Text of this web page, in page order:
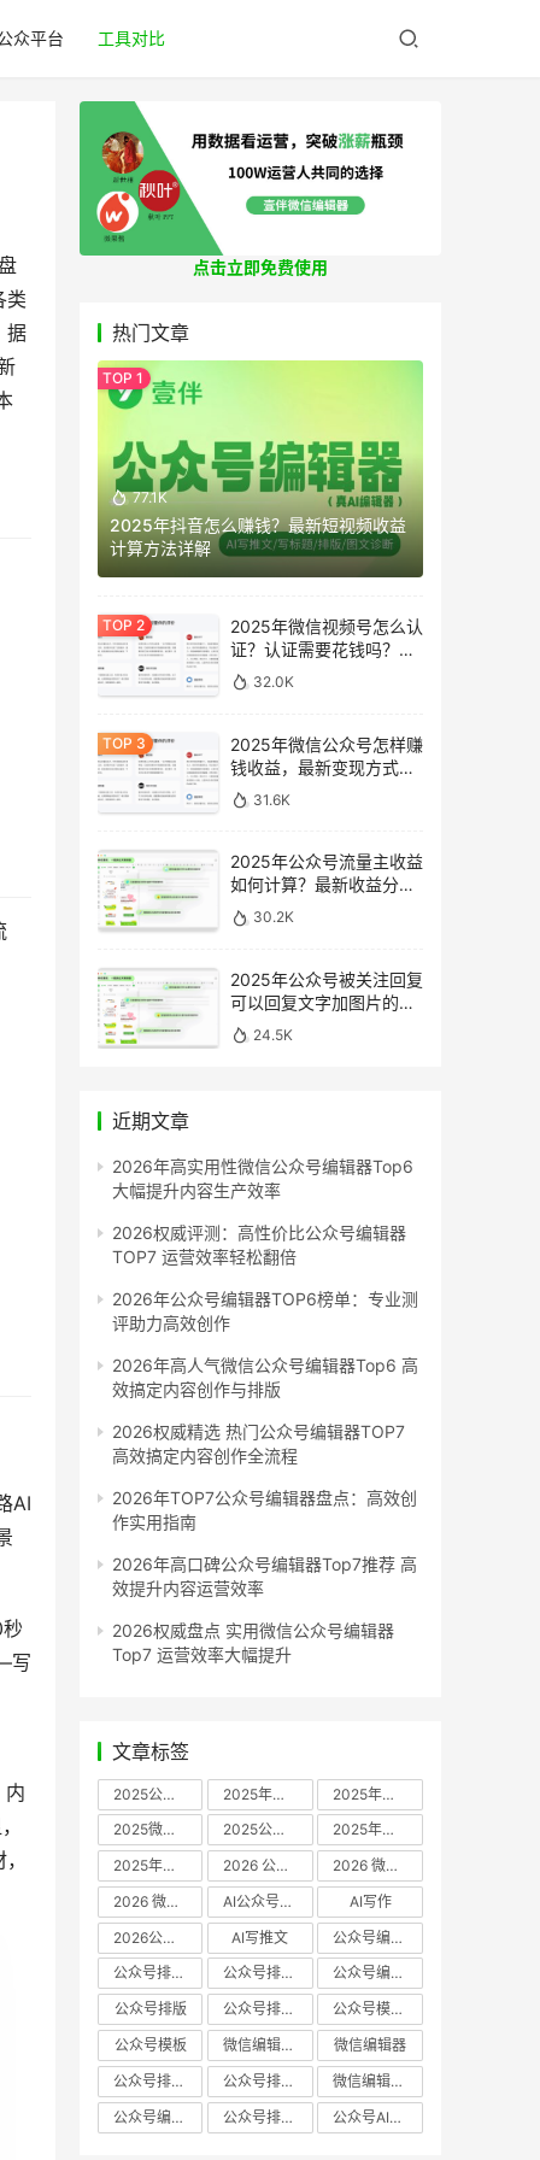
众平台 工具对比
类
据
AI
写
点击立即免费使用
热门文章
77.1K
2025年抖音怎么赚钱？最新短视频收益
计算方法详解
2025年微信视频号怎么认
证？认证需要花钱吗？最
新完整指南
32.0K
2025年微信公众号怎样赚
钱收益，最新变现方式完
整指南
31.6K
2025年公众号流量主收益
如何计算？最新收益分析
与提升方法
30.2K
2025年公众号被关注回复
可以回复文字加图片的消
息吗？最新设置指南
24.5K
近期文章
2026年高实用性微信公众号编辑器Top6
大幅提升内容生产效率
2026权威评测：高性价比公众号编辑器
TOP7 运营效率轻松翻倍
2026年公众号编辑器TOP6榜单：专业测
评助力高效创作
2026年高人气微信公众号编辑器Top6 高
效搞定内容创作与排版
2026权威精选 热门公众号编辑器TOP7
高效搞定内容创作全流程
2026年TOP7公众号编辑器盘点：高效创
作实用指南
2026年高口碑公众号编辑器Top7推荐 高
效提升内容运营效率
2026权威盘点 实用微信公众号编辑器
Top7 运营效率大幅提升
文章标签
2025公众号编辑器推荐 2025年微信编辑器评测
2025年微信编辑器推荐
2025微信编辑器推荐
2025公众号编辑器评测
2025年微信编辑器实测
2025年公众号排版工具推荐
2026 公众号编辑器权威推荐
2026 微信公众号编辑器推荐
2026 微信公众号编辑器测评
AI公众号编辑器
AI写作
2026公众号排版软件
AI写推文
公众号编辑器哪个好
公众号排版软件哪个好
公众号排版工具评测
公众号编辑器推荐
公众号排版
公众号排版工具
公众号模板工具
公众号模板
微信编辑器哪个好
微信编辑器
公众号排版用什么软件
公众号排版哪个好
微信编辑器评测
公众号编辑器实测
公众号排版编辑器 公众号AI编辑器